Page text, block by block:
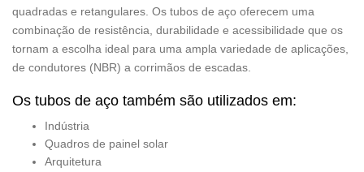
quadradas e retangulares. Os tubos de aço oferecem uma
combinação de resistência, durabilidade e acessibilidade que os
tornam a escolha ideal para uma ampla variedade de aplicações,
de condutores (NBR) a corrimãos de escadas.
Os tubos de aço também são utilizados em:
Indústria
Quadros de painel solar
Arquitetura